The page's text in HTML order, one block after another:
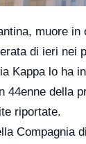
muore in
di ieri nei
Kappa lo ha
44enne della
riportate.
Compagnia